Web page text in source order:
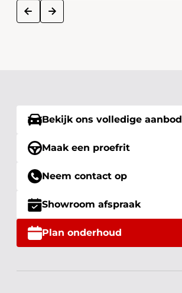
prev next
Bekijk ons volledige aanbod
Maak een proefrit
Neem contact op
Showroom afspraak
Plan onderhoud